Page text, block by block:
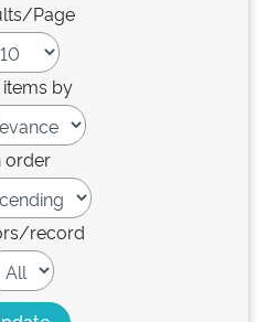
Page
by
order
record